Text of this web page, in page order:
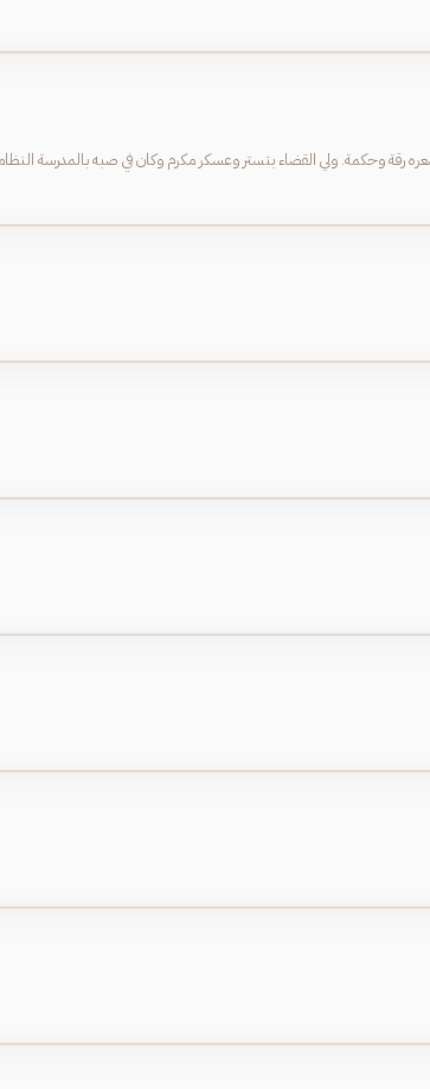
رقة وحكمة. ولي القضاء بتستر وعسكر مكرم وكان في صبه بالمدرسة